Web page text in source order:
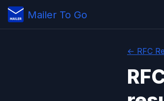
Mailer To Go
← RFC